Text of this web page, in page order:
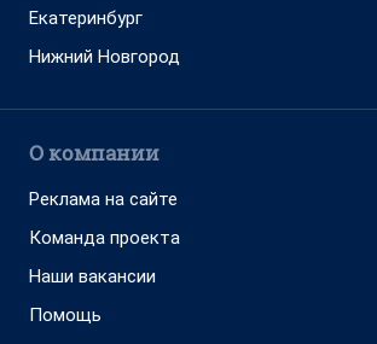
Екатеринбург
Нижний Новгород
О компании
Реклама на сайте
Команда проекта
Наши вакансии
Помощь